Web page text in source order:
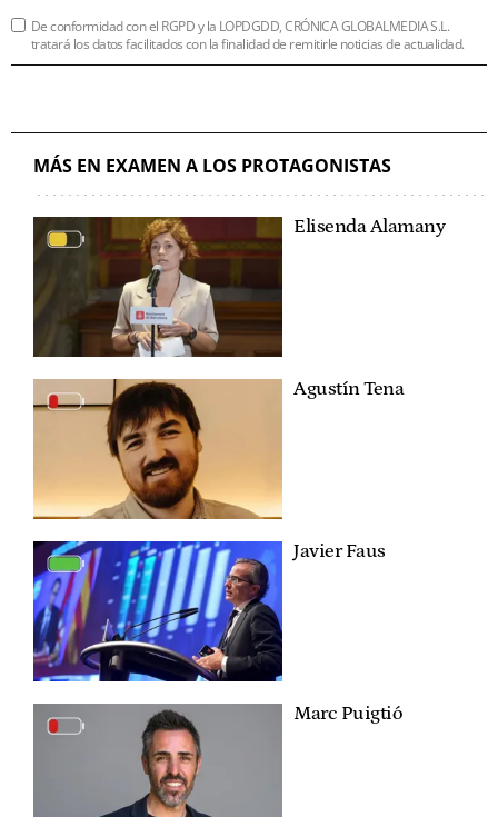
De conformidad con el RGPD y la LOPDGDD, CRÓNICA GLOBALMEDIA S.L.
tratará los datos facilitados con la finalidad de remitirle noticias de actualidad.
MÁS EN EXAMEN A LOS PROTAGONISTAS
Elisenda Alamany
Agustín Tena
Javier Faus
Marc Puigtió